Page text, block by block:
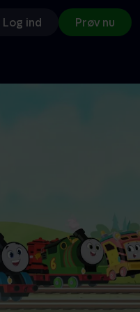
Log ind Prøv nu